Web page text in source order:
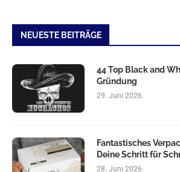
NEUESTE BEITRÄGE
44 Top Black and
Gründung
29. Juni 2026
Fantastisches
Deine Schritt für
28. Juni 2026